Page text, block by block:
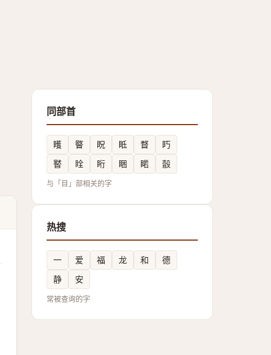
同部首
矆 睯 眖 眡 瞀
䀎
䁿
䀬 䀪 睏 睰 瞉
与「目」部相关的字
热搜
一 爱 福 龙 和
德
静
安
常被查询的字